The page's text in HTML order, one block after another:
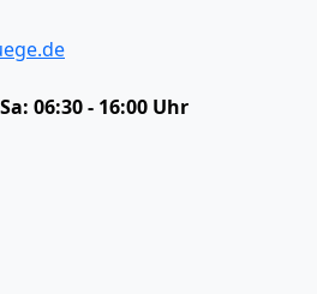
06:30 - 16:00 Uhr